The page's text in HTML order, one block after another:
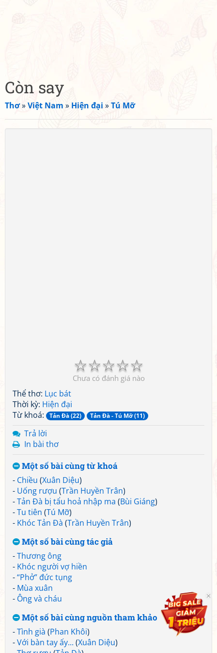
Còn say
Thơ»Việt Nam » Hiện đại »Tú Mỡ
☆
☆
☆
☆
☆
Chưa có đánh giá nào
Thể thơ: Lục bát
Thời kỳ: Hiện đại
Từ khoá:
Tản Đà (22) Tản Đà - Tú Mỡ (11)
Trả lời
In bài thơ
Một số bài cùng từ khoá
- Chiều (Xuân Diệu)
- Uống rượu (Trần Huyền Trân)
-Tản Đà bị tẩu hoả nhập ma (Bùi Giáng)
-Tu tiên (Tú Mỡ)
- Khóc Tản Đà (Trần Huyền Trân)
Một số bài cùng tác giả
-Thương ông
- Khóc người vợ hiền
-“Phở” đức tụng
- Mùa xuân
- Ông và cháu
Một số bài cùng nguồn tham khảo
-Tình già (Phan Khôi)
-Với bàn tay ấy... (Xuân Diệu)